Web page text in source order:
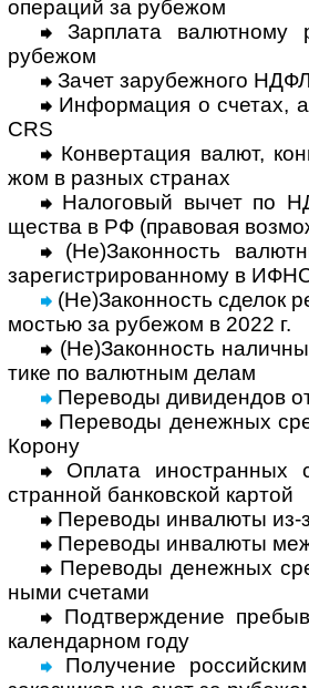
опе­ра­ций за ру­бежом
Зарплата валютному
рубежом
Зачет зарубежного
Информация о счетах,
CRS
Конвертация валют,
жом в раз­ных странах
Налоговый вычет по
щества в РФ (право­вая
(Не)Законность
заре­гист­ри­ро­ван­ному в
(Не)Законность сделок
мостью за рубежом в 2022 г.
(Не)Законность
тике по валют­ным делам
Переводы дивидендов
Переводы денежных
Корону
Оплата иностранных
стран­ной бан­ков­ской картой
Переводы инвалюты из-
Переводы инвалюты
Переводы денежных
ными счетами
Подтверждение
кален­дар­ном году
Получение